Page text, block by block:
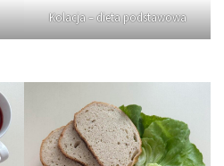
Kolacja – dieta podstawowa